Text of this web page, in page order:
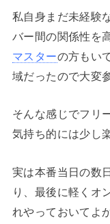
私自身まだ未経験
バー間の関係性を
マスターの方もい
域だったので大変
そんな感じでフリ
気持ち的には少し
実は本番当日の数
り、最後に軽くオ
れやっておいてよ